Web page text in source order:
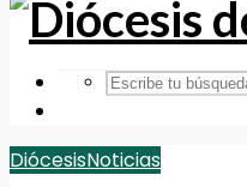
DiócesisNoticias